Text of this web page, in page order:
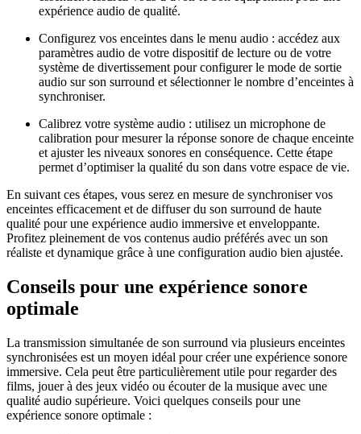
expérience audio de qualité.
Configurez vos enceintes dans le menu audio : accédez aux
paramètres audio de votre dispositif de lecture ou de votre
système de divertissement pour configurer le mode de sortie
audio sur son surround et sélectionner le nombre d’enceintes à
synchroniser.
Calibrez votre système audio : utilisez un microphone de
calibration pour mesurer la réponse sonore de chaque enceinte
et ajuster les niveaux sonores en conséquence. Cette étape
permet d’optimiser la qualité du son dans votre espace de vie.
En suivant ces étapes, vous serez en mesure de synchroniser vos
enceintes efficacement et de diffuser du son surround de haute
qualité pour une expérience audio immersive et enveloppante.
Profitez pleinement de vos contenus audio préférés avec un son
réaliste et dynamique grâce à une configuration audio bien ajustée.
Conseils pour une expérience sonore
optimale
La transmission simultanée de son surround via plusieurs enceintes
synchronisées est un moyen idéal pour créer une expérience sonore
immersive. Cela peut être particulièrement utile pour regarder des
films, jouer à des jeux vidéo ou écouter de la musique avec une
qualité audio supérieure. Voici quelques conseils pour une
expérience sonore optimale :